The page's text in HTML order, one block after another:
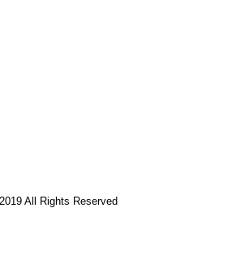
All Rights Reserved